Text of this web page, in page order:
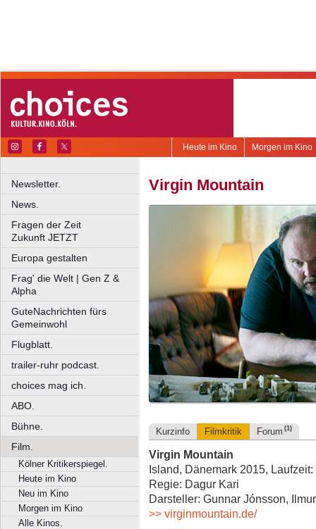
Morgen im Kino
Heute im Kino
Newsletter.
News.
Fragen der Zeit
Zukunft JETZT
Europa gestalten
Frag' die Welt | Gen Z &
Alpha
GuteNachrichten fürs
Gemeinwohl
Flugblatt.
trailer-ruhr podcast.
choices mag ich.
ABO.
Bühne.
Film.
Kölner Kritikerspiegel.
Heute im Kino
Neu im Kino
Morgen im Kino
Alle Kinos.
Virgin Mountain
Kurzinfo Filmkritik Forum (1)
Virgin Mountain
Island, Dänemark 2015,
Regie: Dagur Kari
Darsteller: Gunnar Jónsson,
>> virginmountain.de/